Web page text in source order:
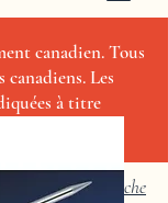
canadien. Tous
Les
à titre
Recherche